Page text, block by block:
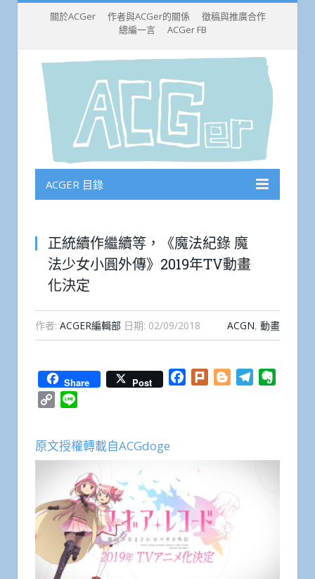
關於ACGer 作者與ACGer的關係
徵稿與推廣合作
總編一言
ACGer FB
ACGER 目錄
正統續作繼續等，《魔法紀錄 魔
法少女小圓外傳》2019年TV動畫
化決定
作者: ACGER編輯部 日期: 02/09/2018 ACGN, 動畫
Share Post Facebook
Plurk BloggerTelegram
Copy
原文授權轉載自ACGdoge